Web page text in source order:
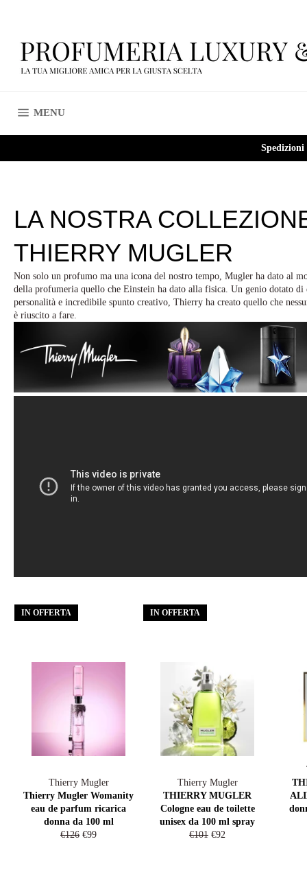
contenuti
MENUNAVIGAZIONE DEL SITO
LA NOSTRA
THIERRY MUGLER
Non solo un profumo ma una icona del nostro tempo, Mugler ha dato al
della profumeria quello che Einstein ha dato alla fisica. Un genio dotato di
personalità e incredibile spunto creativo, Thierry ha creato quello che
è riuscito a fare.
Thierry Mugler
Thierry Mugler Womanity
eau de parfum ricarica
donna da 100 ml
Prezzo
€126 Prezzo
€99
IN OFFERTA
Thierry Mugler
THIERRY MUGLER
Cologne eau de toilette
unisex da 100 ml spray
Prezzo
€101 Prezzo
€92
IN OFFERTA